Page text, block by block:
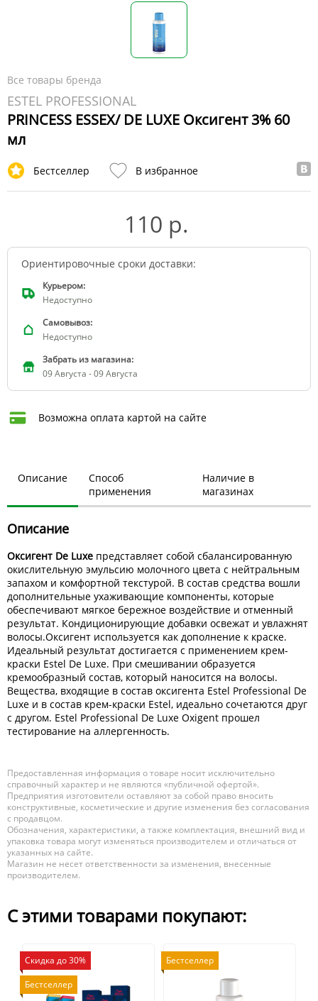
Все товары бренда
ESTEL PROFESSIONAL
PRINCESS ESSEX/ DE LUXE Оксигент 3% 60
мл
Бестселлер В избранное
110 р.
Ориентировочные сроки доставки:
Курьером:
Недоступно
Самовывоз:
Недоступно
Забрать из магазина:
09 Августа - 09 Августа
Возможна оплата картой на сайте
Описание
Способ
применения
Наличие в
магазинах
Описание
Оксигент De Luxe представляет собой сбалансированную
окислительную эмульсию молочного цвета с нейтральным
запахом и комфортной текстурой. В состав средства вошли
дополнительные ухаживающие компоненты, которые
обеспечивают мягкое бережное воздействие и отменный
результат. Кондиционирующие добавки освежат и увлажнят
волосы.Оксигент используется как дополнение к краске.
Идеальный результат достигается с применением крем-
краски Estel De Luxe. При смешивании образуется
кремообразный состав, который наносится на волосы.
Вещества, входящие в состав оксигента Estel Professional De
Luxe и в состав крем-краски Estel, идеально сочетаются друг
с другом. Estel Professional De Luxe Oxigent прошел
тестирование на аллергенность.
Предоставленная информация о товаре носит исключительно
справочный характер и не являются «публичной офертой».
Предприятия изготовители оставляют за собой право вносить
конструктивные, косметические и другие изменения без согласования
с продавцом.
Обозначения, характеристики, а также комплектация, внешний вид и
упаковка товара могут изменяться производителем и отличаться от
указанных на сайте.
Магазин не несет ответственности за изменения, внесенные
производителем.
С этими товарами покупают:
Скидка до 30%
Бестселлер
Бестселлер